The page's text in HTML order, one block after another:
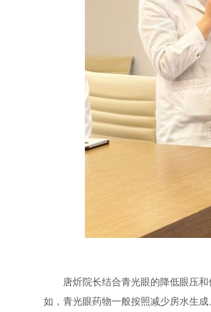
唐炘院长结合青光眼的降低眼压和
如，青光眼药物一般按照减少房水生